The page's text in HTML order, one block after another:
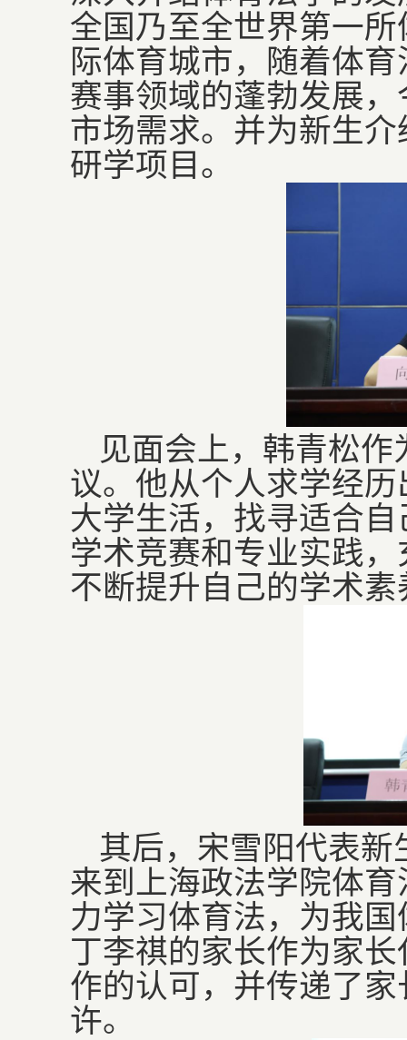
全国乃至全世界第一
际体育城市，随着体
赛事领域的蓬勃发展
市场需求。并为新生
研学项目。
见面会上，韩青松
议。他从个人求学经
大学生活，找寻适合
学术竞赛和专业实践
不断提升自己的学术
其后，宋雪阳代表
来到上海政法学院体
力学习体育法，为我
丁李祺的家长作为家
作的认可，并传递了
许。